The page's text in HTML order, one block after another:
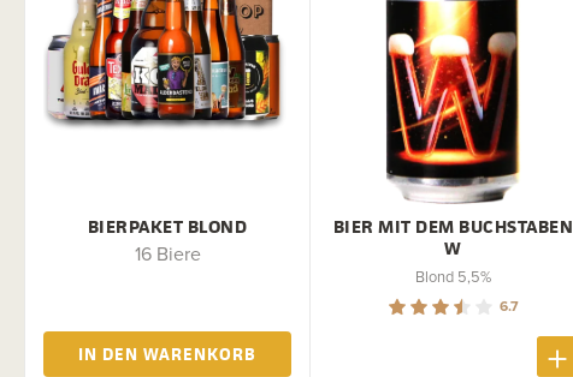
BIERPAKET BLOND
16 Biere
IN DEN WARENKORB
BIER MIT DEM BUCHSTABEN
W
Blond 5,5%
6.7